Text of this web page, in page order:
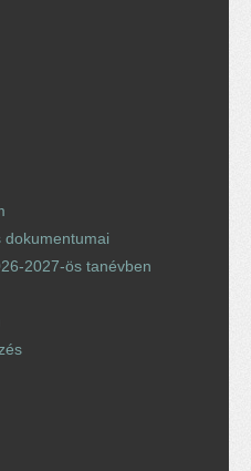
dokumentumai
2027-ös tanévben